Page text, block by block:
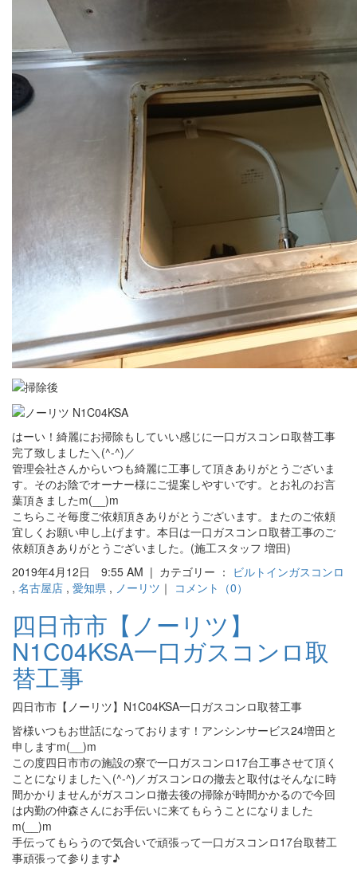
はーい！綺麗にお掃除もしていい感じに一口ガスコンロ取替工事
完了致しました＼(^-^)／
管理会社さんからいつも綺麗に工事して頂きありがとうございま
す。そのお陰でオーナー様にご提案しやすいです。とお礼のお言
葉頂きましたm(__)m
こちらこそ毎度ご依頼頂きありがとうございます。またのご依頼
宜しくお願い申し上げます。本日は一口ガスコンロ取替工事のご
依頼頂きありがとうございました。(施工スタッフ 増田)
2019年4月12日 9:55 AM | カテゴリー ： ビルトインガスコンロ
, 名古屋店 , 愛知県 , ノーリツ ｜ コメント（0）
四日市市【ノーリツ】
N1C04KSA一口ガスコンロ取
替工事
四日市市【ノーリツ】N1C04KSA一口ガスコンロ取替工事
皆様いつもお世話になっております！アンシンサービス24増田と
申しますm(__)m
この度四日市市の施設の寮で一口ガスコンロ17台工事させて頂く
ことになりました＼(^-^)／ガスコンロの撤去と取付はそんなに時
間かかりませんがガスコンロ撤去後の掃除が時間かかるので今回
は内勤の仲森さんにお手伝いに来てもらうことになりました
m(__)m
手伝ってもらうので気合いで頑張って一口ガスコンロ17台取替工
事頑張って参ります♪